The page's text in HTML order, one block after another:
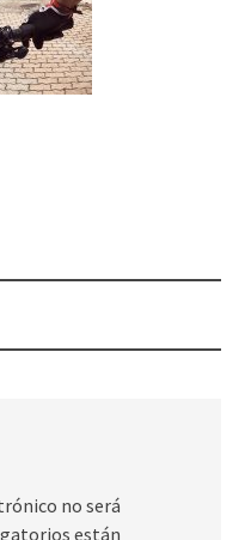
no será
están